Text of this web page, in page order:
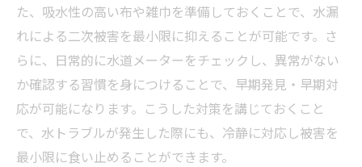
た、吸水性の高い布や雑巾を準備しておくことで、水漏
れによる二次被害を最小限に抑えることが可能です。さ
らに、日常的に水道メーターをチェックし、異常がない
か確認する習慣を身につけることで、早期発見・早期対
応が可能になります。こうした対策を講じておくこと
で、水トラブルが発生した際にも、冷静に対応し被害を
最小限に食い止めることができます。